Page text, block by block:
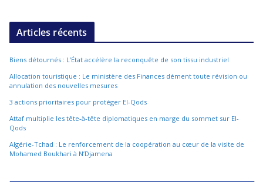
Articles récents
Biens détournés : L’État accélère la reconquête de son tissu industriel
Allocation touristique : Le ministère des Finances dément toute révision ou
annulation des nouvelles mesures
3 actions prioritaires pour protéger El-Qods
Attaf multiplie les tête-à-tête diplomatiques en marge du sommet sur El-
Qods
Algérie-Tchad : Le renforcement de la coopération au cœur de la visite de
Mohamed Boukhari à N’Djamena